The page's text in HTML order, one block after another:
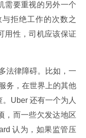
需要重视的另外一个
拒绝工作的次数之
用性，司机应该保证
法律障碍。比如，一
务，在世界上的其他
Uber 还有一个为人
，而一些欠发达地区
认为，如果监管压